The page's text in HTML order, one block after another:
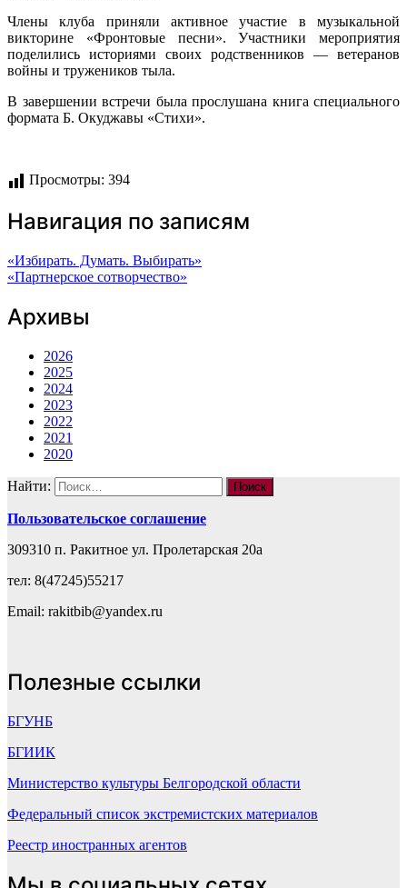
Члены клуба приняли активное участие в музыкальной
викторине «Фронтовые песни». Участники мероприятия
поделились историями своих родственников — ветеранов
войны и тружеников тыла.
В завершении встречи была прослушана книга специального
формата Б. Окуджавы «Стихи».
Просмотры: 394
Навигация по записям
«Избирать. Думать. Выбирать»
«Партнерское сотворчество»
Архивы
2026
2025
2024
2023
2022
2021
2020
Найти:
Пользовательское соглашение
309310 п. Ракитное ул. Пролетарская 20а
тел: 8(47245)55217
Email: rakitbib@yandex.ru
Полезные ссылки
БГУНБ
БГИИК
Министерство культуры Белгородской области
Федеральный список экстремистских материалов
Реестр иностранных агентов